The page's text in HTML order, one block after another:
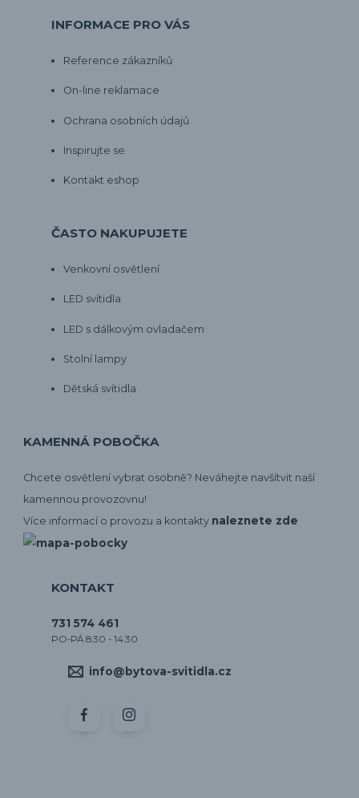
INFORMACE PRO VÁS
Reference zákazníků
On-line reklamace
Ochrana osobních údajů
Inspirujte se
Kontakt eshop
ČASTO NAKUPUJETE
Venkovní osvětlení
LED svítidla
LED s dálkovým ovladačem
Stolní lampy
Dětská svítidla
KAMENNÁ POBOČKA
Chcete osvětlení vybrat osobně? Neváhejte navšítvit naší
kamennou provozovnu!
Více informací o provozu a kontakty naleznete zde
KONTAKT
731 574 461
PO-PÁ 8:30 - 14:30
info@bytova-svitidla.cz